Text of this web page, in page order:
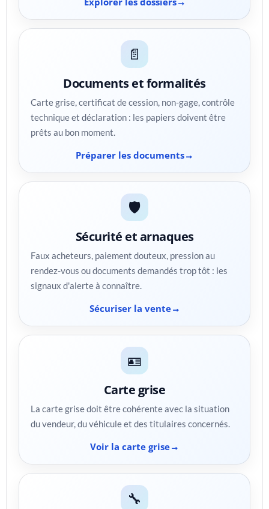
📄
Documents et formalités
Carte grise, certificat de cession, non-gage, contrôle
technique et déclaration : les papiers doivent être
prêts au bon moment.
Préparer les documents
🛡️
Sécurité et arnaques
Faux acheteurs, paiement douteux, pression au
rendez-vous ou documents demandés trop tôt : les
signaux d'alerte à connaître.
Sécuriser la vente
🪪
Carte grise
La carte grise doit être cohérente avec la situation
du vendeur, du véhicule et des titulaires concernés.
Voir la carte grise
🔧